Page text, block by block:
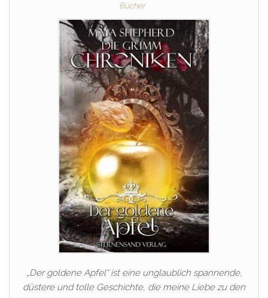
Bücher
„Der goldene Apfel“ ist eine unglaublich spannende,
düstere und tolle Geschichte, die meine Liebe zu den